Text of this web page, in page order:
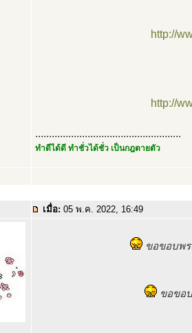
http://
http://
.....................................................
ทำดีได้ดี ทำชั่วได้ชั่ว เป็นกฎตายตัว
เมื่อ: 05 พ.ค. 2022, 16:49
ขอขอบพ
ขอขอบ